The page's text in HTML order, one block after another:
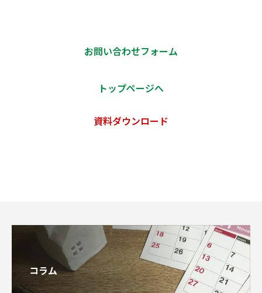
お問い合わせフォーム
トップページへ
資料ダウンロード
コラム